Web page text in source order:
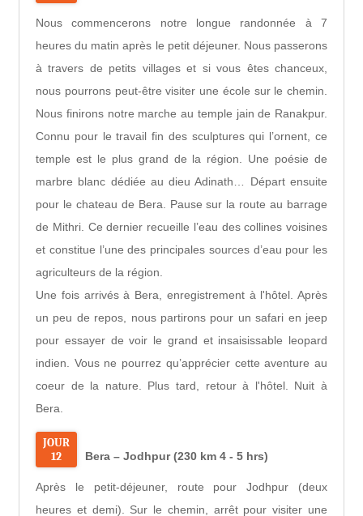
Nous commencerons notre longue randonnée à 7
heures du matin après le petit déjeuner. Nous passerons
à travers de petits villages et si vous êtes chanceux,
nous pourrons peut-être visiter une école sur le chemin.
Nous finirons notre marche au temple jain de Ranakpur.
Connu pour le travail fin des sculptures qui l’ornent, ce
temple est le plus grand de la région. Une poésie de
marbre blanc dédiée au dieu Adinath… Départ ensuite
pour le chateau de Bera. Pause sur la route au barrage
de Mithri. Ce dernier recueille l’eau des collines voisines
et constitue l’une des principales sources d’eau pour les
agriculteurs de la région.
Une fois arrivés à Bera, enregistrement à l'hôtel. Après
un peu de repos, nous partirons pour un safari en jeep
pour essayer de voir le grand et insaisissable leopard
indien. Vous ne pourrez qu’apprécier cette aventure au
coeur de la nature. Plus tard, retour à l'hôtel. Nuit à
Bera.
JOUR
12
Bera – Jodhpur (230 km 4 - 5 hrs)
Après le petit-déjeuner, route pour Jodhpur (deux
heures et demi). Sur le chemin, arrêt pour visiter une